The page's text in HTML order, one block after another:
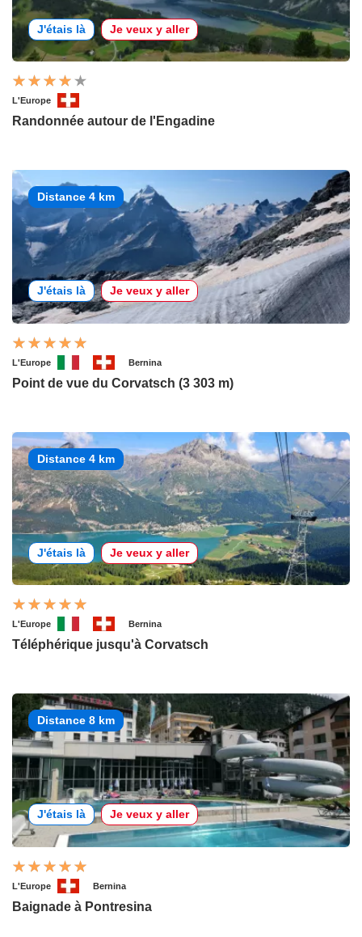
J'étais là Je veux y aller
L'Europe
Randonnée autour de l'Engadine
Distance 4 km
J'étais là Je veux y aller
L'Europe Bernina
Point de vue du Corvatsch (3 303 m)
Distance 4 km
J'étais là Je veux y aller
L'Europe Bernina
Téléphérique jusqu'à Corvatsch
Distance 8 km
J'étais là Je veux y aller
L'Europe Bernina
Baignade à Pontresina